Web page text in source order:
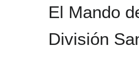
El Mando
División